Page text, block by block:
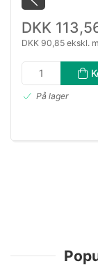
DKK
DKK 90,85 ekskl.
På lager